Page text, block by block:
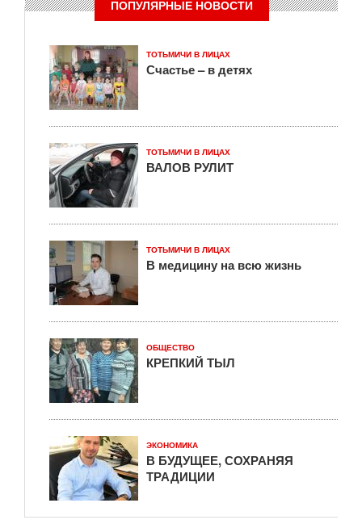
ПОПУЛЯРНЫЕ НОВОСТИ
ТОТЬМИЧИ В ЛИЦАХ
Счастье – в детях
ТОТЬМИЧИ В ЛИЦАХ
ВАЛОВ РУЛИТ
ТОТЬМИЧИ В ЛИЦАХ
В медицину на всю жизнь
ОБЩЕСТВО
КРЕПКИЙ ТЫЛ
ЭКОНОМИКА
В БУДУЩЕЕ, СОХРАНЯЯ
ТРАДИЦИИ